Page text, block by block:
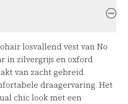
losvallend vest van No
in zilvergrijs en oxford
van zacht gebreid
draagervaring. Het
chic look met een